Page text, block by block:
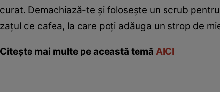
curat. Demachiază-te şi foloseşte un scrub
zaţul de cafea, la care poţi adăuga un strop de
Citeşte mai multe pe această temă AICI